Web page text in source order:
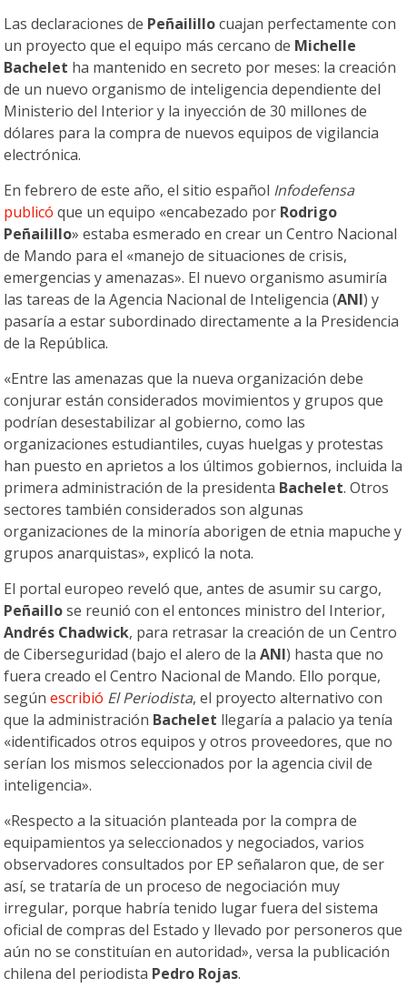
Las declaraciones de Peñailillocuajan perfectamente con
un proyecto que el equipo más cercano de Michelle
Bachelet ha mantenido en secreto por meses: la creación
de un nuevo organismo de inteligencia dependiente del
Ministerio del Interior y la inyección de 30 millones de
dólares para la compra de nuevos equipos de vigilancia
electrónica.
En febrero de este año, el sitio español Infodefensa
publicó que un equipo «encabezado por Rodrigo
Peñailillo» estaba esmerado en crear un Centro Nacional
de Mando para el «manejo de situaciones de crisis,
emergencias y amenazas». El nuevo organismo asumiría
las tareas de la Agencia Nacional de Inteligencia (ANI) y
pasaría a estar subordinado directamente a la Presidencia
de la República.
«Entre las amenazas que la nueva organización debe
conjurar están considerados movimientos y grupos que
podrían desestabilizar al gobierno, como las
organizaciones estudiantiles, cuyas huelgas y protestas
han puesto en aprietos a los últimos gobiernos, incluida la
primera administración de la presidenta Bachelet. Otros
sectores también considerados son algunas
organizaciones de la minoría aborigen de etnia mapuche y
grupos anarquistas», explicó la nota.
El portal europeo reveló que, antes de asumir su cargo,
Peñaillose reunió con el entonces ministro del Interior,
Andrés Chadwick, para retrasar la creación de un Centro
de Ciberseguridad (bajo el alero de laANI) hasta que no
fuera creado el Centro Nacional de Mando. Ello porque,
segúnescribió El Periodista, el proyecto alternativo con
que la administración Bachelet llegaría a palacio ya tenía
«identificados otros equipos y otros proveedores, que no
serían los mismos seleccionados por la agencia civil de
inteligencia».
«Respecto a la situación planteada por la compra de
equipamientos ya seleccionados y negociados, varios
observadores consultados por EP señalaron que, de ser
así, se trataría de un proceso de negociación muy
irregular, porque habría tenido lugar fuera del sistema
oficial de compras del Estado y llevado por personeros que
aún no se constituían en autoridad», versa la publicación
chilena del periodista Pedro Rojas.